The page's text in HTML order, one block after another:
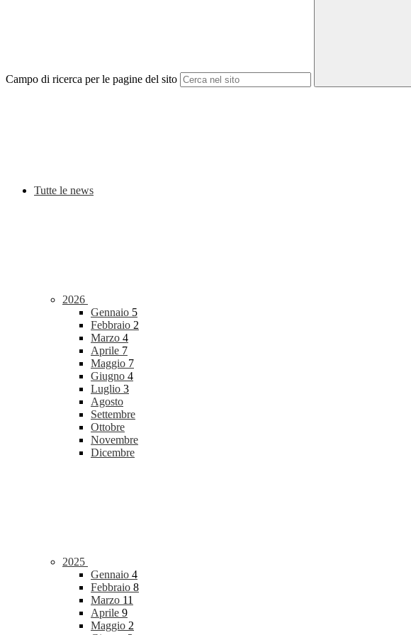
Campo di ricerca per le pagine del sito
Tutte le news
2026
Gennaio 5
Febbraio 2
Marzo 4
Aprile 7
Maggio 7
Giugno 4
Luglio 3
Agosto
Settembre
Ottobre
Novembre
Dicembre
2025
Gennaio 4
Febbraio 8
Marzo 11
Aprile 9
Maggio 2